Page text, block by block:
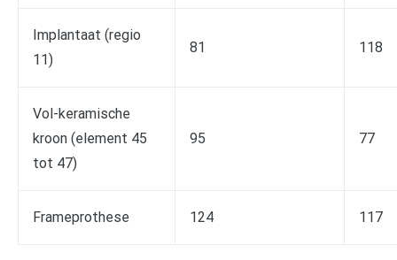
Implantaat (regio
11)
81 118
Vol-keramische
kroon (element 45
tot 47)
95 77
Frameprothese 124 117